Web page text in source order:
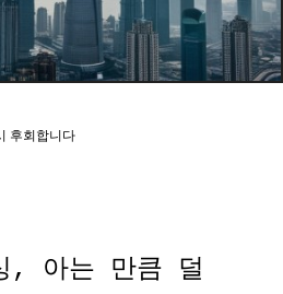
후회합니다
, 아는 만큼 덜